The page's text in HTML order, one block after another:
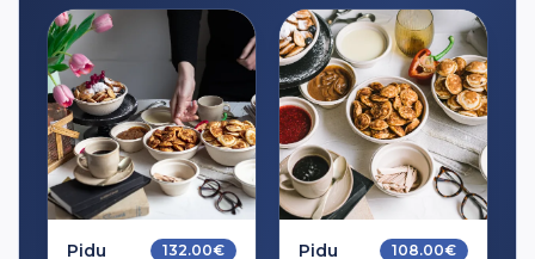
Pidu
132.00€
Pidu
108.00€